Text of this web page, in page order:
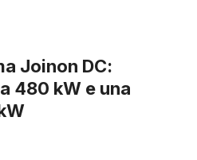
Joinon DC:
480 kW e una